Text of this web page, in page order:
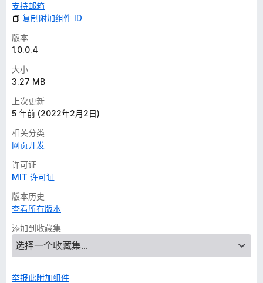
支持邮箱
复制附加组件 ID
版本
1.0.0.4
大小
3.27 MB
上次更新
5 年前 (2022年2月2日)
相关分类
网页开发
许可证
MIT 许可证
版本历史
查看所有版本
添加到收藏集
举报此附加组件